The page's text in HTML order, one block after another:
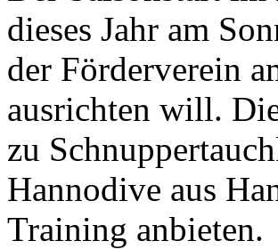
dieses Jahr am
der Förderverein
ausrichten will.
zu
Hannodive aus
Training anbieten.